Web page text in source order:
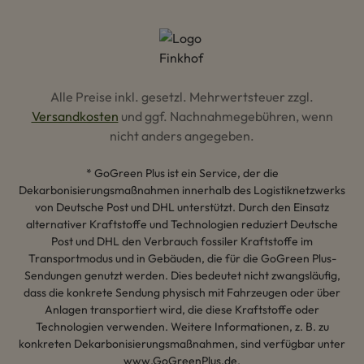
Alle Preise inkl. gesetzl. Mehrwertsteuer zzgl.
Versandkosten und ggf. Nachnahmegebühren, wenn
nicht anders angegeben.
* GoGreen Plus ist ein Service, der die
Dekarbonisierungsmaßnahmen innerhalb des Logistiknetzwerks
von Deutsche Post und DHL unterstützt. Durch den Einsatz
alternativer Kraftstoffe und Technologien reduziert Deutsche
Post und DHL den Verbrauch fossiler Kraftstoffe im
Transportmodus und in Gebäuden, die für die GoGreen Plus-
Sendungen genutzt werden. Dies bedeutet nicht zwangsläufig,
dass die konkrete Sendung physisch mit Fahrzeugen oder über
Anlagen transportiert wird, die diese Kraftstoffe oder
Technologien verwenden. Weitere Informationen, z. B. zu
konkreten Dekarbonisierungsmaßnahmen, sind verfügbar unter
www.GoGreenPlus.de.